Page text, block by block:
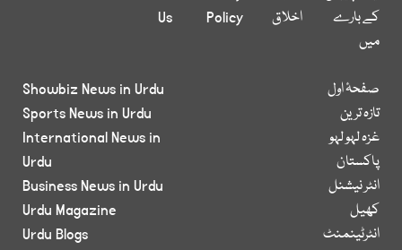
کے بارے
میں
اخلاق
Policy
Us
صفحۂ اول
تازہ ترین
غزہ لہو لہو
پاکستان
انٹر نیشنل
کھیل
انٹرٹینمنٹ
Showbiz News in Urdu
Sports News in Urdu
International News in
Urdu
Business News in Urdu
Urdu Magazine
Urdu Blogs